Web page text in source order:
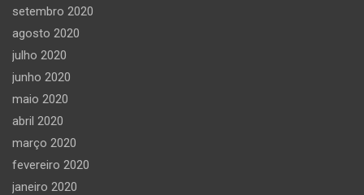
setembro 2020
agosto 2020
julho 2020
junho 2020
maio 2020
abril 2020
março 2020
fevereiro 2020
janeiro 2020